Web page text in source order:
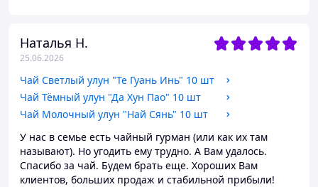
Наталья Н.
25.06.2026
Чай Светлый улун "Те Гуань Инь" 10 шт
Чай Тёмный улун "Да Хун Пао" 10 шт
Чай Молочный улун "Най Сянь" 10 шт
У нас в семье есть чайный гурман (или как их там
называют). Но угодить ему трудно. А Вам удалось.
Спасибо за чай. Будем брать еще. Хороших Вам
клиентов, больших продаж и стабильной прибыли!